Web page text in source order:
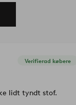
Verifierad købere
lidt tyndt stof.